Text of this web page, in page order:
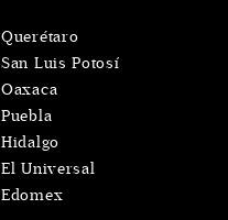
Querétaro
San Luis Potosí
Oaxaca
Puebla
Hidalgo
El Universal
Edomex